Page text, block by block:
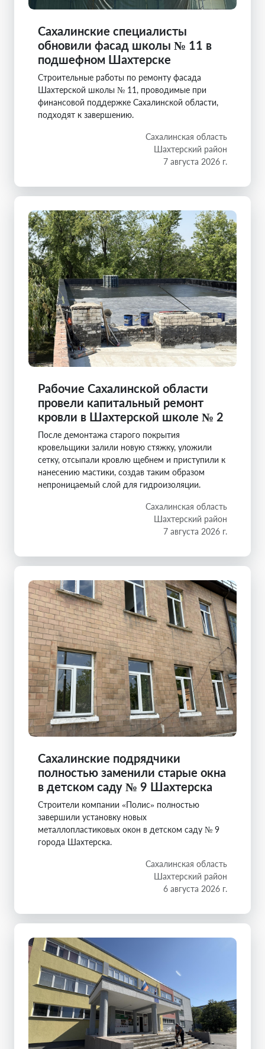
Сахалинские специалисты
обновили фасад школы № 11 в
подшефном Шахтерске
Строительные работы по ремонту фасада
Шахтерской школы № 11, проводимые при
финансовой поддержке Сахалинской области,
подходят к завершению.
Сахалинская область
Шахтерский район
7 августа 2026 г.
Рабочие Сахалинской области
провели капитальный ремонт
кровли в Шахтерской школе № 2
После демонтажа старого покрытия
кровельщики залили новую стяжку, уложили
сетку, отсыпали кровлю щебнем и приступили к
нанесению мастики, создав таким образом
непроницаемый слой для гидроизоляции.
Сахалинская область
Шахтерский район
7 августа 2026 г.
Сахалинские подрядчики
полностью заменили старые окна
в детском саду № 9 Шахтерска
Строители компании «Полис» полностью
завершили установку новых
металлопластиковых окон в детском саду № 9
города Шахтерска.
Сахалинская область
Шахтерский район
6 августа 2026 г.